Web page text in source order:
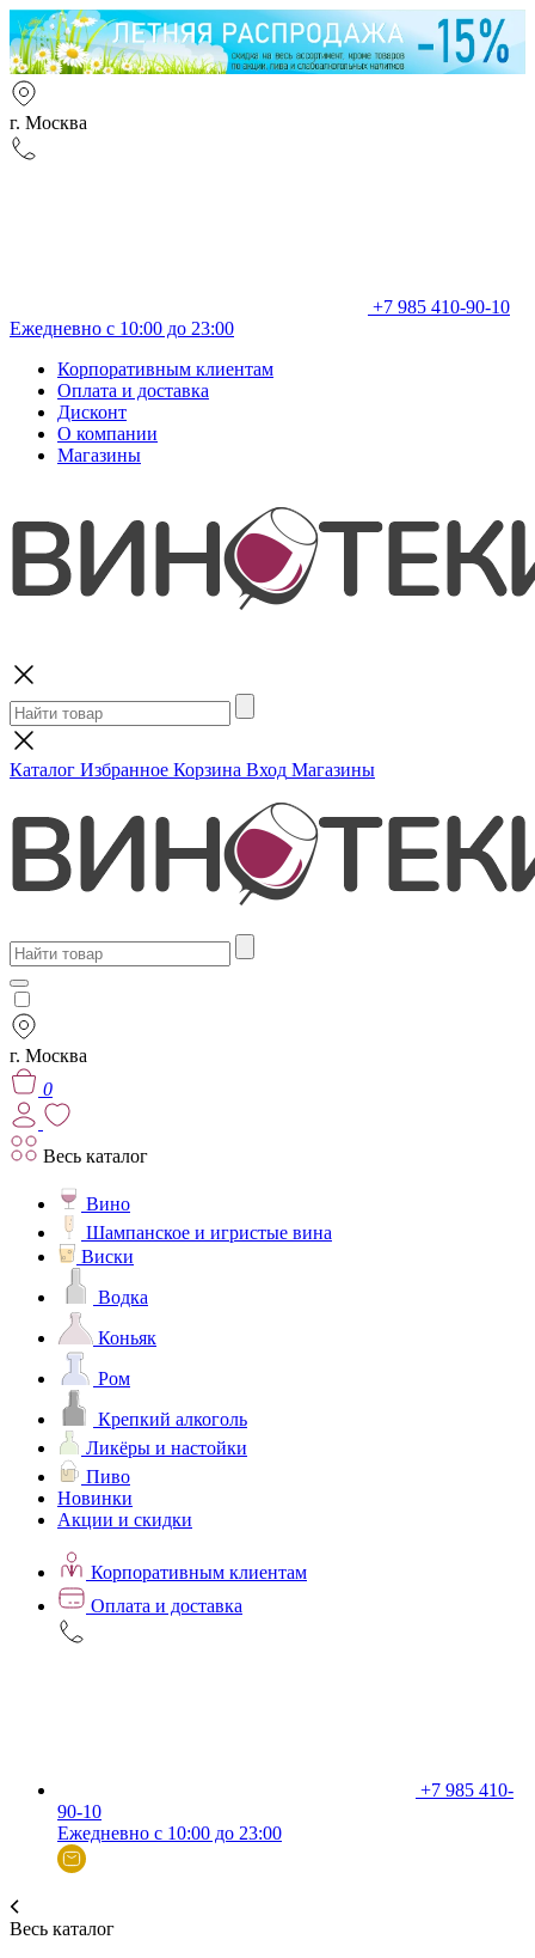
г. Москва
+7 985 410-90-10
Ежедневно с 10:00 до 23:00
Корпоративным клиентам
Оплата и доставка
Дисконт
О компании
Магазины
Каталог Избранное Корзина Вход Магазины
г. Москва
0
Весь каталог
Вино
Шампанское и игристые вина
Виски
Водка
Коньяк
Ром
Крепкий алкоголь
Ликёры и настойки
Пиво
Новинки
Акции и скидки
Корпоративным клиентам
Оплата и доставка
+7 985 410-
90-10
Ежедневно с 10:00 до 23:00
Весь каталог